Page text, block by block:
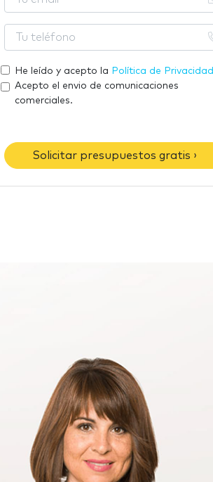
m
e
u
e
i
l
u
t
e
o
n
o
He leído y acepto la Política de Privacidad
Acepto el envio de comunicaciones
comerciales.
Solicitar presupuestos gratis ›